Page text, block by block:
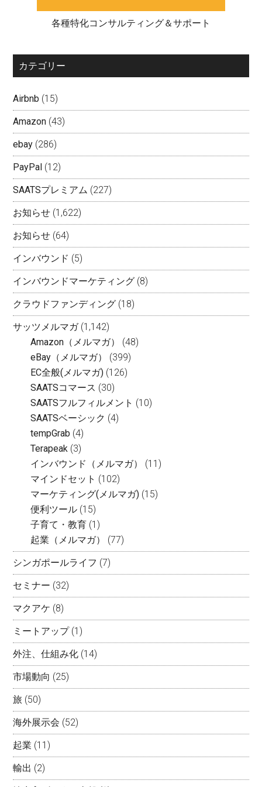
各種特化コンサルティング＆サポート
カテゴリー
Airbnb (15)
Amazon (43)
ebay (286)
PayPal (12)
SAATSプレミアム (227)
お知らせ (1,622)
お知らせ (64)
インバウンド (5)
インバウンドマーケティング (8)
クラウドファンディング (18)
サッツメルマガ(1,142)
Amazon（メルマガ）
(48)
eBay（メルマガ）
(399)
EC全般(メルマガ) (126)
SAATSコマース (30)
SAATSフルフィルメント (10)
SAATSベーシック (4)
tempGrab (4)
Terapeak (3)
インバウンド（メルマガ）
(11)
マインドセット (102)
マーケティング(メルマガ) (15)
便利ツール (15)
子育て・教育 (1)
起業（メルマガ）
(77)
シンガポールライフ (7)
セミナー (32)
マクアケ (8)
ミートアップ(1)
外注、仕組み化 (14)
市場動向 (25)
旅 (50)
海外展示会 (52)
起業 (11)
輸出 (2)